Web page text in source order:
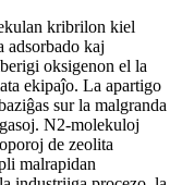
kribrilon kiel
adsorbado kaj
oksigenon el la
ekipaĵo. La apartigo
sur la malgranda
N2-molekuloj
de zeolita
malrapidan